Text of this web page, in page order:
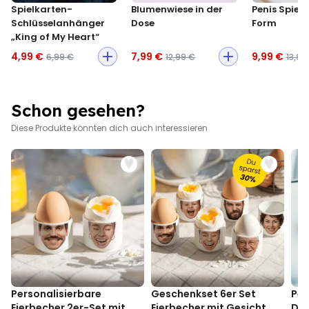
Spielkarten-
Schlüsselanhänger
„King of My Heart“
4,99 € 6,99 €
Blumenwiese in der
Dose
7,99 € 12,99 €
Penis
Form
9,99 €
Schon gesehen?
Diese Produkte könnten dich auch interessieren
Personalisierbare
Geschenkset 6er Set